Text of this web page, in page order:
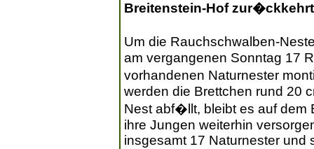
Breitenstein-Hof
Um die Rauchschwalben-
am vergangenen Sonntag 17
vorhandenen Naturnester
werden die Brettchen rund 20
Nest abf�llt, bleibt es auf
ihre Jungen weiterhin
insgesamt 17 Naturnester und